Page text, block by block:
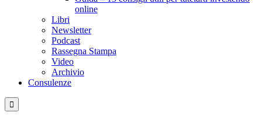
online
Libri
Newsletter
Podcast
Rassegna Stampa
Video
Archivio
Consulenze
